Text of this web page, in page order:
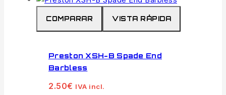
COMPARAR VISTA RÁPIDA
Preston XSH-B Spade End
Barbless
2.50€ IVA incl.